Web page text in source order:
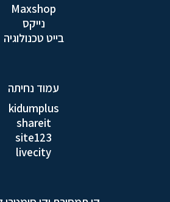
Maxshop
נייקס
בייט טכנולוגיה
עמוד נחיתה
kidumplus
shareit
site123
livecity